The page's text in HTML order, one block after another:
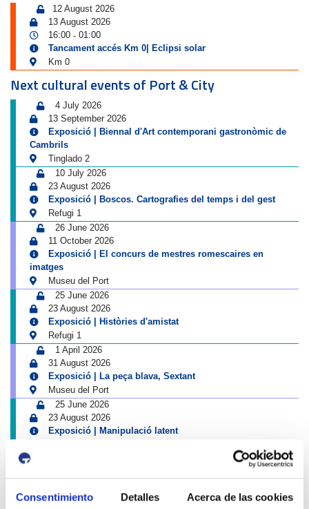
Consentimiento Detalles Acerca de las cookies
12 August 2026
13 August 2026
16:00 - 01:00
Tancament accés Km 0| Eclipsi solar
Km 0
Next cultural events of Port & City
4 July 2026
13 September 2026
Exposició | Biennal d'Art contemporani gastronòmic de
Cambrils
Tinglado 2
10 July 2026
23 August 2026
Exposició | Boscos. Cartografies del temps i del gest
Refugi 1
26 June 2026
11 October 2026
Exposició | El concurs de mestres romescaires en
imatges
Museu del Port
25 June 2026
23 August 2026
Exposició | Històries d'amistat
Refugi 1
1 April 2026
31 August 2026
Exposició | La peça blava, Sextant
Museu del Port
25 June 2026
23 August 2026
Exposició | Manipulació latent
El Teatret